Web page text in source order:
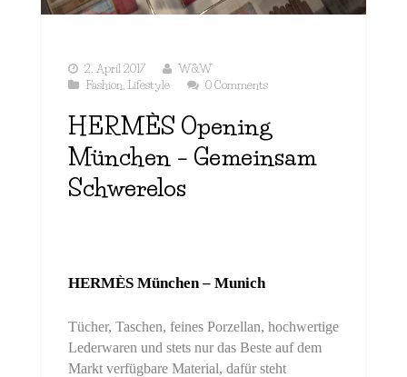
2. April 2017
W&W
Fashion Lifestyle 0 Comments
HERMÈS Opening
München – Gemeinsam
Schwerelos
HERMÈS München – Munich
Tücher, Taschen, feines Porzellan, hochwertige
Lederwaren und stets nur das Beste auf dem
Markt verfügbare Material, dafür steht